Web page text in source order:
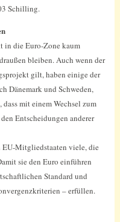
Schilling.
in die Euro-Zone kaum
bleiben. Auch wenn der
gilt, haben einige der
Dänemark und Schweden,
mit einem Wechsel zum
Entscheidungen anderer
EU-Mitgliedstaaten viele, die
sie den Euro einführen
Standard und
– erfüllen.